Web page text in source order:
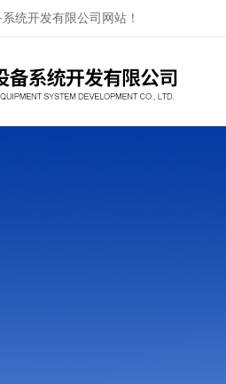
统开发有限公司网站！